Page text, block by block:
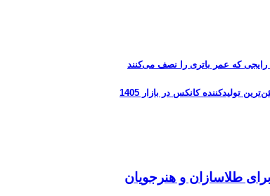
طلاسازان و هنرجویان